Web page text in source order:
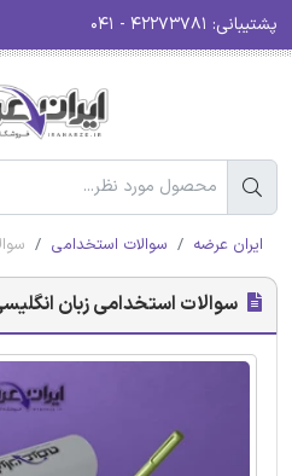
پشتیبانی:
ایران عرضه سوالات استخدامی
سوالات استخدامی زبان